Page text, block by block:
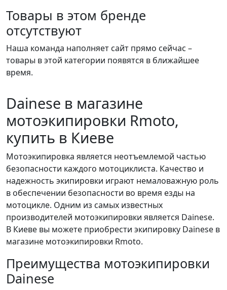
Dainese в магазине
мотоэкипировки Rmoto,
купить в Киеве
Мотоэкипировка является неотъемлемой частью
безопасности каждого мотоциклиста. Качество и
надежность экипировки играют немаловажную роль
в обеспечении безопасности во время езды на
мотоцикле. Одним из самых известных
производителей мотоэкипировки является Dainese.
В Киеве вы можете приобрести экипировку Dainese в
магазине мотоэкипировки Rmoto.
Преимущества мотоэкипировки
Dainese
Товары в этом бренде
отсутствуют
Наша команда наполняет сайт прямо сейчас –
товары в этой категории появятся в ближайшее
время.